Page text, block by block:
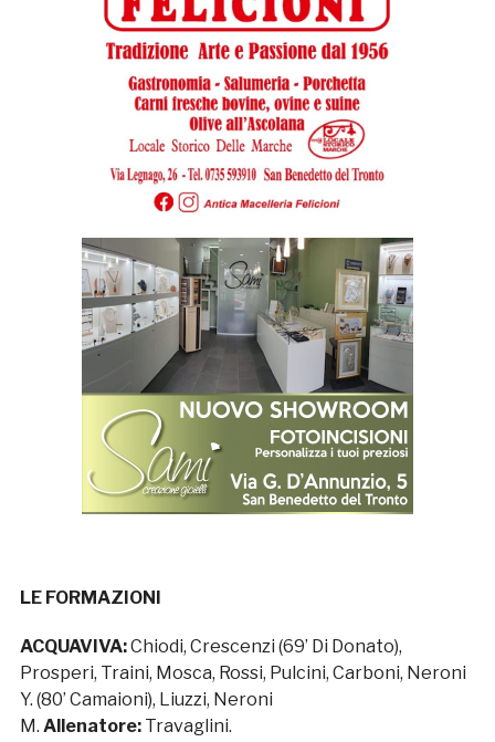
LE FORMAZIONI
ACQUAVIVA:Chiodi, Crescenzi (69’ Di Donato),
Prosperi, Traini, Mosca, Rossi, Pulcini, Carboni, Neroni
Y. (80’ Camaioni), Liuzzi, Neroni
M. Allenatore:Travaglini.